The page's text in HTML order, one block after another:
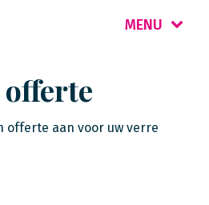
MENU
offerte
offerte aan voor uw verre